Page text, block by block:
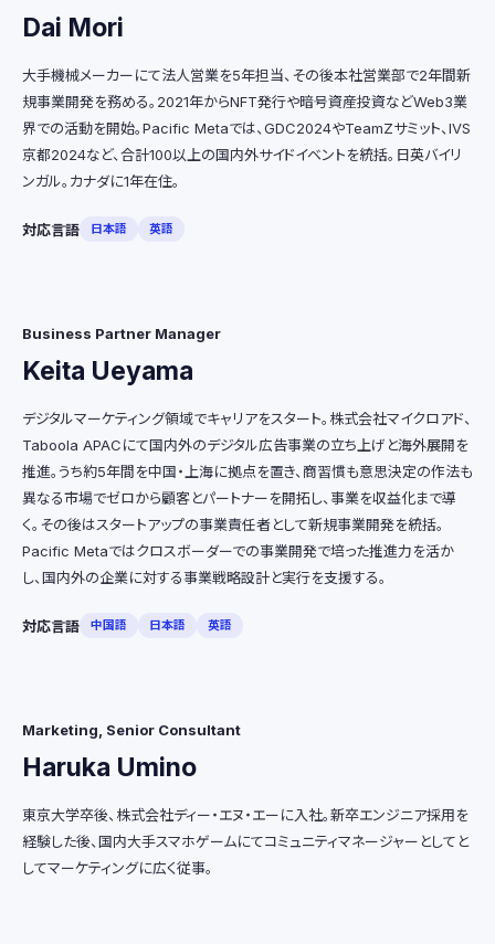
Dai Mori
大手機械メーカーにて法人営業を5年担当、その後本社営業部で2年間新
規事業開発を務める。2021年からNFT発行や暗号資産投資などWeb3業
界での活動を開始。Pacific Metaでは、GDC2024やTeamZサミット、IVS
京都2024など、合計100以上の国内外サイドイベントを統括。日英バイリ
ンガル。カナダに1年在住。
対応言語 日本語 英語
Business Partner Manager
Keita Ueyama
デジタルマーケティング領域でキャリアをスタート。株式会社マイクロアド、
Taboola APACにて国内外のデジタル広告事業の立ち上げと海外展開を
推進。うち約5年間を中国・上海に拠点を置き、商習慣も意思決定の作法も
異なる市場でゼロから顧客とパートナーを開拓し、事業を収益化まで導
く。その後はスタートアップの事業責任者として新規事業開発を統括。
Pacific Metaではクロスボーダーでの事業開発で培った推進力を活か
し、国内外の企業に対する事業戦略設計と実行を支援する。
対応言語 中国語 日本語 英語
Marketing, Senior Consultant
Haruka Umino
東京大学卒後、株式会社ディー・エヌ・エーに入社。新卒エンジニア採用を
経験した後、国内大手スマホゲームにてコミュニティマネージャーとしてと
してマーケティングに広く従事。